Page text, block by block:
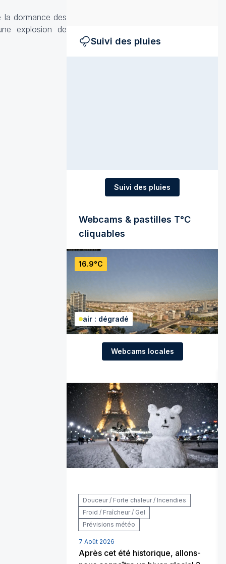
la dormance des
explosion de
Suivi des pluies
Suivi des pluies
Webcams & pastilles T°C
cliquables
16.9°C
air : dégradé
Webcams locales
Douceur / Forte chaleur / Incendies
Froid / Fraîcheur / Gel
Prévisions météo
7 Août 2026
Après cet été historique, allons-